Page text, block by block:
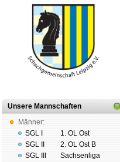
Unsere Mannschaften
Männer:
SGL I
SGL II
SGL III
1. OL Ost
2. OL Ost B
Sachsenliga